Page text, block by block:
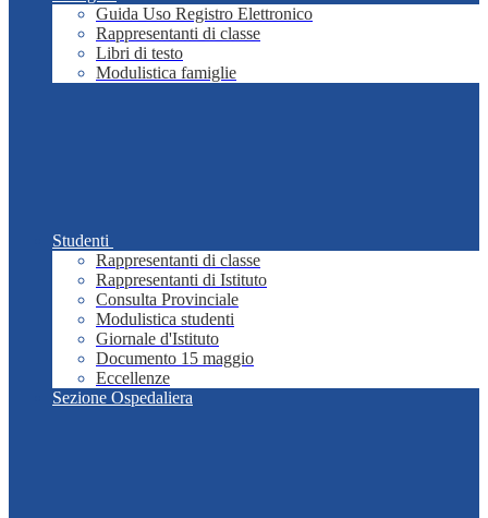
Guida Uso Registro Elettronico
Rappresentanti di classe
Libri di testo
Modulistica famiglie
Studenti
Rappresentanti di classe
Rappresentanti di Istituto
Consulta Provinciale
Modulistica studenti
Giornale d'Istituto
Documento 15 maggio
Eccellenze
Sezione Ospedaliera